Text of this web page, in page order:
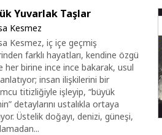
Yuvarlak Taşlar
Kesmez
Kesmez, iç içe geçmiş
farklı hayatları, kendine özgü
her birine ince ince bakarak, usul
insan ilişkilerini bir
titizliğiyle işleyip, “büyük
detaylarını ustalıkla ortaya
Üstelik doğayı, denizi, güneşi,